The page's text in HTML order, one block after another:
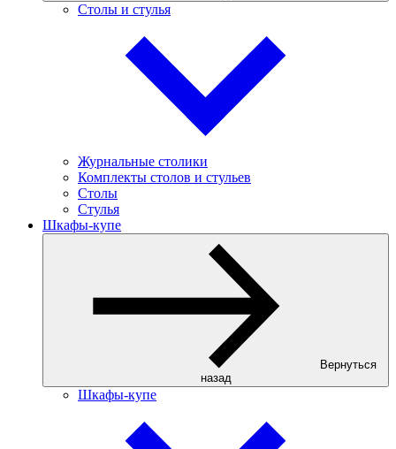
Столы и стулья
Журнальные столики
Комплекты столов и стульев
Столы
Стулья
Шкафы-купе
Вернуться
назад
Шкафы-купе